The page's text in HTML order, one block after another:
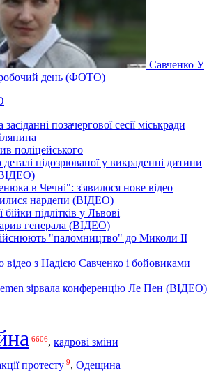
Савченко У
день (ФОТО)
позачергової сесії міськради
поліцейського
підозрюваної у викраденні дитини
в Чечні": з'явилося нове відео
нардепи (ВІДЕО)
бійки підлітків у Львові
генерала (ВІДЕО)
"паломництво" до Миколи ІІ
відео з Надією Савченко і бойовиками
зірвала конференцію Ле Пен (ВІДЕО)
6606, кадрові зміни
протесту 9, Одещина